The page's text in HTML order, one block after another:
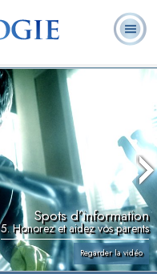
Ministres
volontaires
Foire aux
questions
Spots d’information
5. Honorez et aidez vos parents
Regarder la vidéo